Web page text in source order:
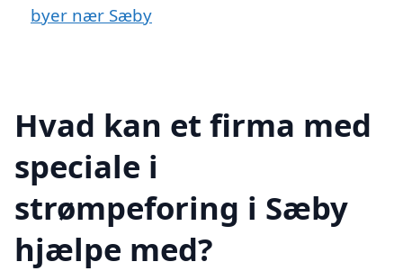
byer nær Sæby
Hvad kan et firma med
speciale i
strømpeforing i Sæby
hjælpe med?